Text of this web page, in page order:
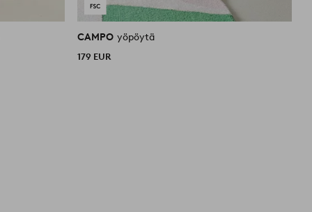
CAMPO yöpöytä
179 EUR